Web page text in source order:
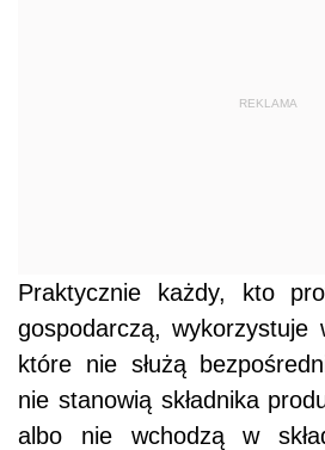
REKLAMA
Praktycznie każdy, kto
gospodarczą, wykorzystuje
które nie służą
nie stanowią składnika
albo nie wchodzą w